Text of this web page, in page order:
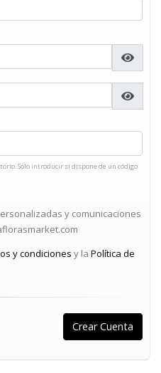
Sólo introducir si dispone de un código
y comunicaciones
y condiciones y la Política de